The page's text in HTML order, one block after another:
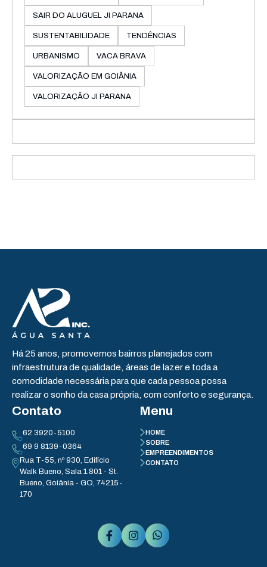
SAIR DO ALUGUEL JI PARANA
SUSTENTABILIDADE TENDÊNCIAS
URBANISMO VACA BRAVA
VALORIZAÇÃO EM GOIÂNIA
VALORIZAÇÃO JI PARANA
Há 25 anos, promovemos bairros planejados com
infraestrutura de qualidade, áreas de lazer e toda a
comodidade necessária para que cada pessoa possa
realizar o sonho da casa própria, com conforto e segurança.
Contato
62 3920-5100
69 9 8139-0364
Rua T-55, nº 930, Edifício
Walk Bueno, Sala 1.801 - St.
Bueno, Goiânia - GO, 74215-
170
Menu
HOME
SOBRE
EMPREENDIMENTOS
CONTATO